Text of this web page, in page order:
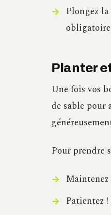
Plongez la
Planter
Une fois vos
de sable pour
Pour prendre
Patientez